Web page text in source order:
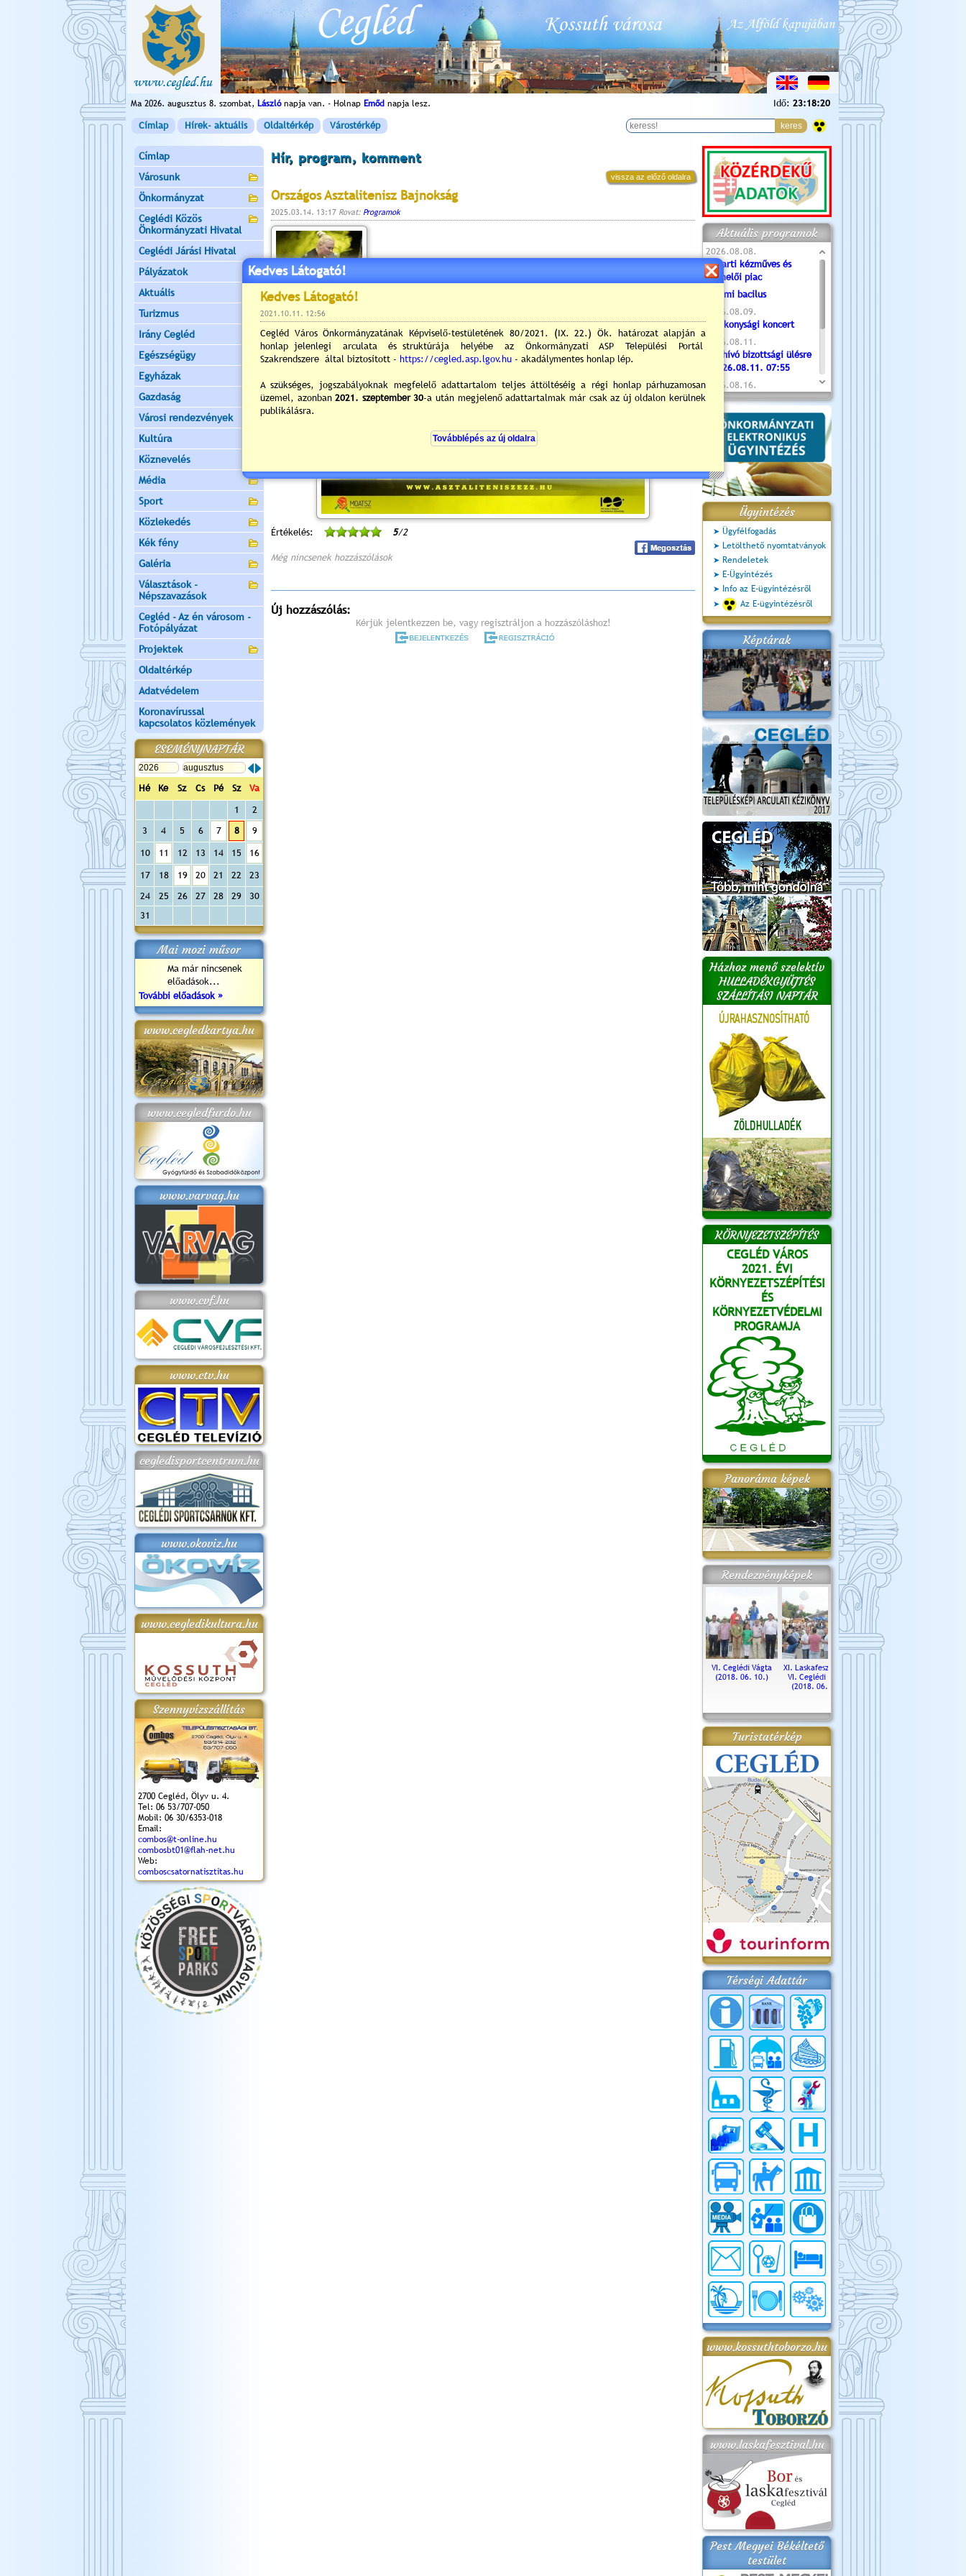
Ma 2026. augusztus 8. szombat, Lászlónapja van. - Holnap Emőd napja lesz. Idő: 23:18:21
Címlap Hírek- aktuális Oldaltérkép Várostérkép
Címlap
Városunk
Önkormányzat
Ceglédi Közös
Önkormányzati Hivatal
Ceglédi Járási Hivatal
Pályázatok
Aktuális
Turizmus
Irány Cegléd
Egészségügy
Egyházak
Gazdaság
Városi rendezvények
Kultúra
Köznevelés
Média
Sport
Közlekedés
Kék fény
Galéria
Választások -
Népszavazások
Cegléd - Az én városom -
Fotópályázat
Projektek
Oldaltérkép
Adatvédelem
Koronavírussal
kapcsolatos közlemények
ESEMÉNYNAPTÁR
Hé Ke Sz Cs Pé Sz
Va
1
2
3
4 5 6 7 8 9
10 11 12 13 14 15 16
17 18 19 20 21 22
23
24
25 26 27 28 29
30
31
Mai mozi műsor
Ma már nincsenek
előadások...
További előadások »
www.cegledkartya.hu
www.cegledfurdo.hu
www.varvag.hu
www.cvf.hu
www.ctv.hu
cegledisportcentrum.hu
www.okoviz.hu
www.cegledikultura.hu
Szennyvízszállítás
2700 Cegléd, Ölyv u. 4.
Tel: 06 53/707-050
Mobil: 06 30/6353-018
Email:
combos@t-online.hu
combosbt01@flah-net.hu
Web:
comboscsatornatisztitas.hu
Hír, program, komment
vissza az előző oldalra
Országos Asztalitenisz Bajnokság
2025.03.14. 13:17 Rovat: Programok
Értékelés: 5/2
Még nincsenek hozzászólások
Új hozzászólás:
Kérjük jelentkezzen be, vagy regisztráljon a hozzászóláshoz!
Aktuális programok
2026.08.08.
Tóparti kézműves és
termelői piac
Valami bacilus
2026.08.09.
Jótékonysági koncert
2026.08.11.
Meghívó bizottsági ülésre
- 2026.08.11. 07:55
2026.08.16.
Újvárosi Közlekedési és
Sportnap
2026.08.19.
Ceglédi fotóklub kiállítás
2026.08.20.
Szent István Ünnepe
Ügyintézés
Ügyfélfogadás
Letölthető nyomtatványok
Rendeletek
E-Ügyintézés
Info az E-ügyintézésről
Az E-ügyintézésről
Képtárak
Házhoz menő szelektív
HULLADÉKGYŰJTÉS
SZÁLLÍTÁSI NAPTÁR
KÖRNYEZETSZÉPÍTÉS
CEGLÉD VÁROS
2021. ÉVI
KÖRNYEZETSZÉPÍTÉSI
ÉS
KÖRNYEZETVÉDELMI
PROGRAMJA
Panoráma képek
Rendezvényképek
VI. Ceglédi Vágta
(2018. 06. 10.)
XI. Laskafesztivál és
VI. Ceglédi Vágta
(2018. 06. 10.)
Városnapok 2018.
Kossuth Toborzó
Ünnepély
Szent István Ünnepe
(2017. 08. 20.)
Turistatérkép
Térségi Adattár
www.kossuthtoborzo.hu
www.laskafesztival.hu
Pest Megyei Békéltető
testület
Kedves Látogató!